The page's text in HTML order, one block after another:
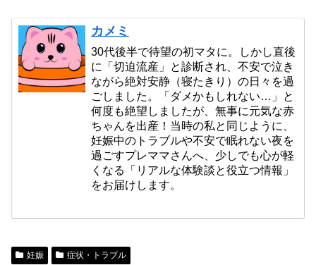
カメミ
30代後半で待望の初マタに。しかし直後
に「切迫流産」と診断され、不安で泣き
ながら絶対安静（寝たきり）の日々を過
ごしました。「ダメかもしれない…」と
何度も絶望しましたが、無事に元気な赤
ちゃんを出産！当時の私と同じように、
妊娠中のトラブルや不安で眠れない夜を
過ごすプレママさんへ、少しでも心が軽
くなる「リアルな体験談と役立つ情報」
をお届けします。
妊娠 症状・トラブル